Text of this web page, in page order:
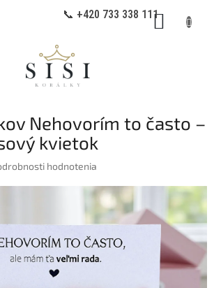
📞 +420 733 338 111
Nehovorím to často –
kvietok
hodnotenia